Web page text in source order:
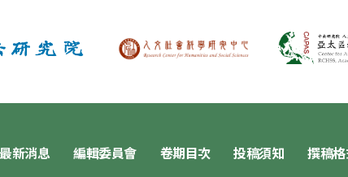
最新消息 編輯委員會 卷期目次 投稿須知 撰稿